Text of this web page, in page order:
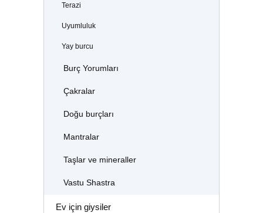
Terazi
Uyumluluk
Yay burcu
Burç Yorumları
Çakralar
Doğu burçları
Mantralar
Taşlar ve mineraller
Vastu Shastra
Ev için giysiler